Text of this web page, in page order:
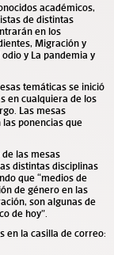
académicos,
de distintas
en los
Migración y
y La pandemia y
temáticas se inició
en cualquiera de los
Las mesas
ponencias que
las mesas
distintas disciplinas
que “medios de
de género en las
son algunas de
de hoy”.
en la casilla de correo: